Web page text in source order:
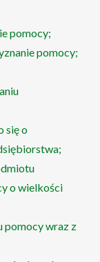
pomocy;
pomocy;
się o
o wielkości
pomocy wraz z